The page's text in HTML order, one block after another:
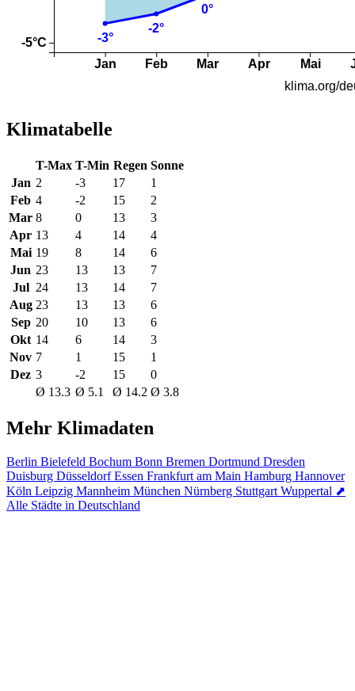
Klimatabelle
T-Max T-Min Regen Sonne
Jan 2 -3 17
1
Feb 4 -2 15
2
Mar 8 0 13
3
Apr 13 4 14
4
Mai 19 8 14
6
Jun 23 13 13
7
Jul 24 13 14
7
Aug 23 13 13
6
Sep 20 10 13
6
Okt 14 6 14
3
Nov 7 1 15
1
Dez 3 -2 15
0
Ø 13.3 Ø 5.1 Ø 14.2 Ø 3.8
Mehr Klimadaten
Berlin Bielefeld Bochum Bonn Bremen Dortmund Dresden
Duisburg DüsseldorfEssen Frankfurt am Main Hamburg Hannover
Köln Leipzig Mannheim München Nürnberg Stuttgart Wuppertal ⬈
Alle Städte in Deutschland